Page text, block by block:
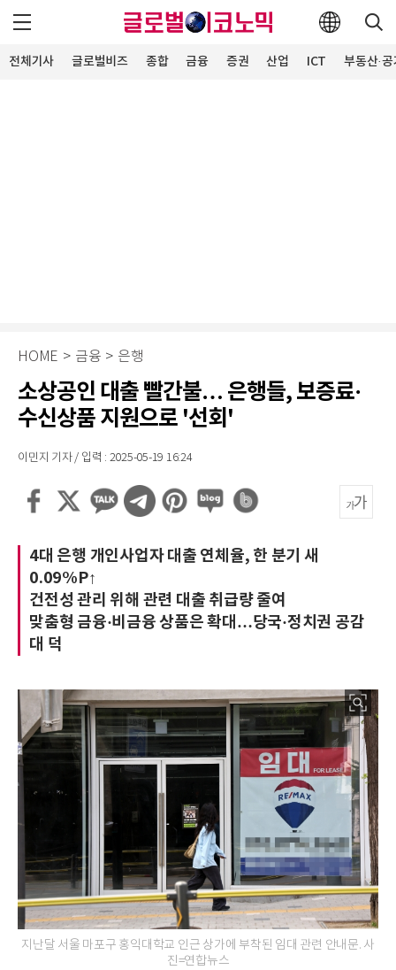
전체기사 글로벌비즈 종합 금융 증권 산업 ICT 부동산·
HOME > 금융 > 은행
소상공인 대출 빨간불… 은행들, 보증료·
수신상품 지원으로 '선회'
이민지 기자 / 입력 : 2025-05-19 16:24
4대 은행 개인사업자 대출 연체율, 한 분기 새
0.09%P↑
건전성 관리 위해 관련 대출 취급량 줄여
맞춤형 금융·비금융 상품은 확대…당국·정치권 공감
대 덕
지난달 서울 마포구 홍익대학교 인근 상가에 부착된 임대 관련 안내문. 사
진=연합뉴스